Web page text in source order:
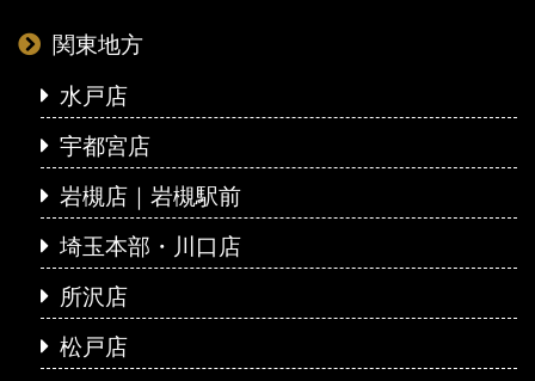
関東地方
水戸店
宇都宮店
岩槻店｜岩槻駅前
埼玉本部・川口店
所沢店
松戸店